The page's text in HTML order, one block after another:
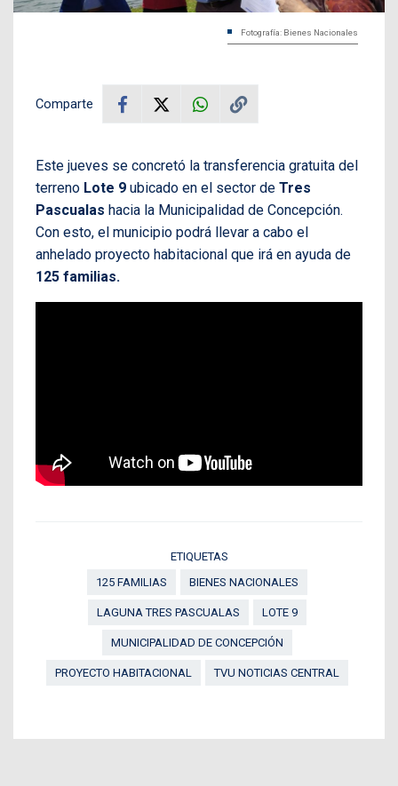
Fotografía: Bienes Nacionales
Comparte
Este jueves se concretó la transferencia gratuita del
terreno Lote 9 ubicado en el sector de Tres
Pascualas hacia la Municipalidad de Concepción.
Con esto, el municipio podrá llevar a cabo el
anhelado proyecto habitacional que irá en ayuda de
125 familias.
ETIQUETAS
125 FAMILIAS
BIENES NACIONALES
LAGUNA TRES PASCUALAS LOTE 9
MUNICIPALIDAD DE CONCEPCIÓN
PROYECTO HABITACIONAL TVU NOTICIAS CENTRAL